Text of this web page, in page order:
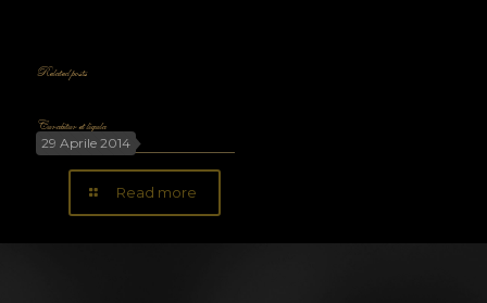
Related posts
29 Aprile 2014
Curabitur et ligula
Read more